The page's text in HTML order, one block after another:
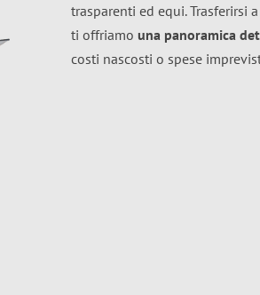
trasparenti ed equi. Trasferirsi a
ti offriamo una panoramica
costi nascosti o spese